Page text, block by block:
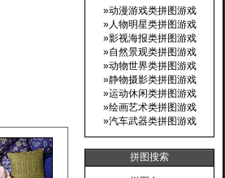
»动漫游戏类拼图游戏
»人物明星类拼图游戏
»影视海报类拼图游戏
»自然景观类拼图游戏
»动物世界类拼图游戏
»静物摄影类拼图游戏
»运动休闲类拼图游戏
»绘画艺术类拼图游戏
»汽车武器类拼图游戏
拼图搜索